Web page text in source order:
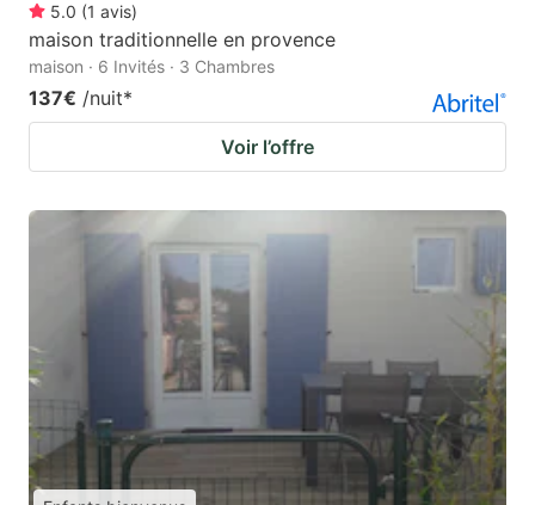
5.0 (1 avis)
maison traditionnelle en provence
maison · 6 Invités · 3 Chambres
137€ /nuit*
Voir l’offre